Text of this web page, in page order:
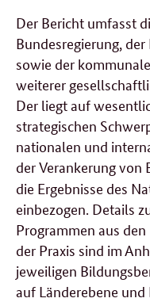
Der Bericht umfasst
Bundesregierung,
sowie der
weiterer
Der liegt auf
strategischen
nationalen und
derVerankerung von
die Ergebnisse des
einbezogen. Details
Programmen aus
der Praxis sind im
jeweiligen
auf Länderebene